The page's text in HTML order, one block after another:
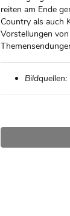
reiten am Ende
Country als auch
Vorstellungen